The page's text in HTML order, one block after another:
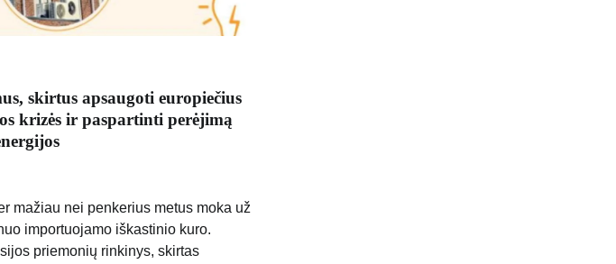
skirtus apsaugoti europiečius
krizės ir paspartinti perėjimą
mažiau nei penkerius metus moka už
importuojamo iškastinio kuro.
priemonių rinkinys, skirtas